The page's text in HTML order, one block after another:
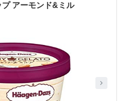
アーモンド&ミル